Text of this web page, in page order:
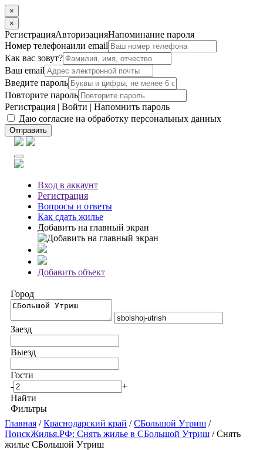
×
×
РегистрацияАвторизацияНапоминание пароля
Номер телефонаили email
Как вас зовут?
Ваш email
Введите пароль
Повторите пароль
Регистрация | Войти | Напомнить пароль
Даю согласие на обработку персональных данных
Отправить
Вход в аккаунт
Регистрация
Вопросы и ответы
Как сдать жилье
Добавить на главный экран
Добавить объект
Город
Заезд
Выезд
Гости
-
+
Найти
Фильтры
Главная /Краснодарский край /СБольшой Утриш /
ПоискЖилья.РФ: Снять жилье в СБольшой Утриш / Снять
жилье СБольшой Утриш